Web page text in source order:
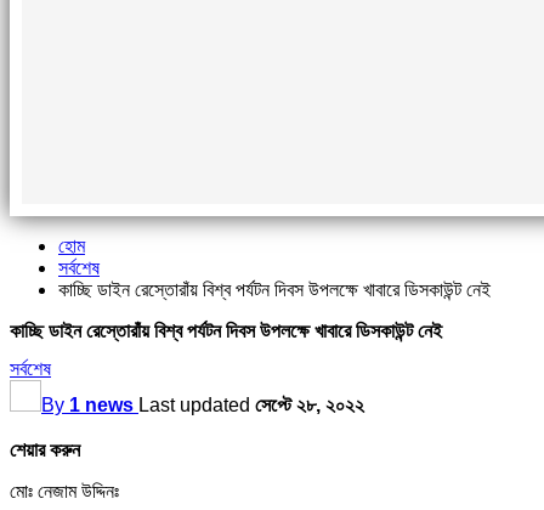
হোম
সর্বশেষ
কাচ্ছি ডাইন রেস্তোরাঁয় বিশ্ব পর্যটন দিবস উপলক্ষে খাবারে ডিসকাউন্ট নেই
কাচ্ছি ডাইন রেস্তোরাঁয় বিশ্ব পর্যটন দিবস উপলক্ষে খাবারে ডিসকাউন্ট নেই
সর্বশেষ
By 1 news Last updated সেপ্টে ২৮, ২০২২
শেয়ার করুন
মোঃ নেজাম উদ্দিনঃ